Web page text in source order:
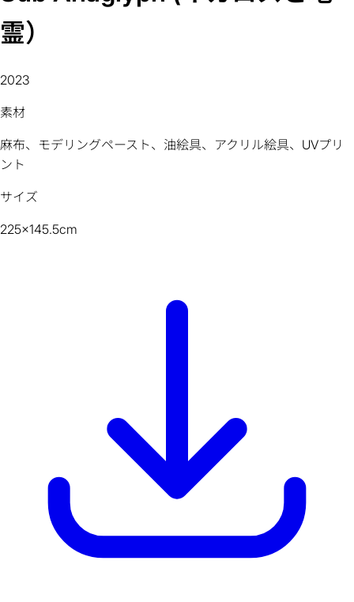
霊）
2023
素材
麻布、モデリングペースト、油絵具、アクリル絵具、UVプリ
ント
サイズ
225x145.5cm